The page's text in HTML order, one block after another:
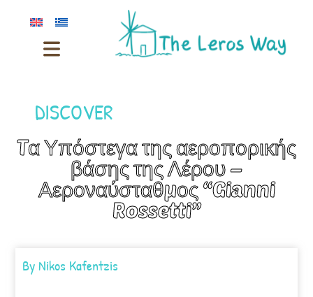
DISCOVER
Tα Υπόστεγα της αεροπορικής
βάσης της Λέρου –
Αεροναύσταθμος “Gianni
Rossetti”
ByNikos Kafentzis